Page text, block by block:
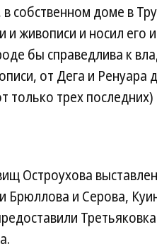
собственном доме в
и живописи и носил
бы справедлива к
от Дега и
только трех
Остроухова
Брюллова и Серова,